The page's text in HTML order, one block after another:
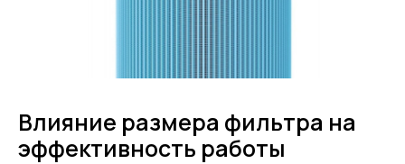
Влияние размера фильтра на
эффективность работы